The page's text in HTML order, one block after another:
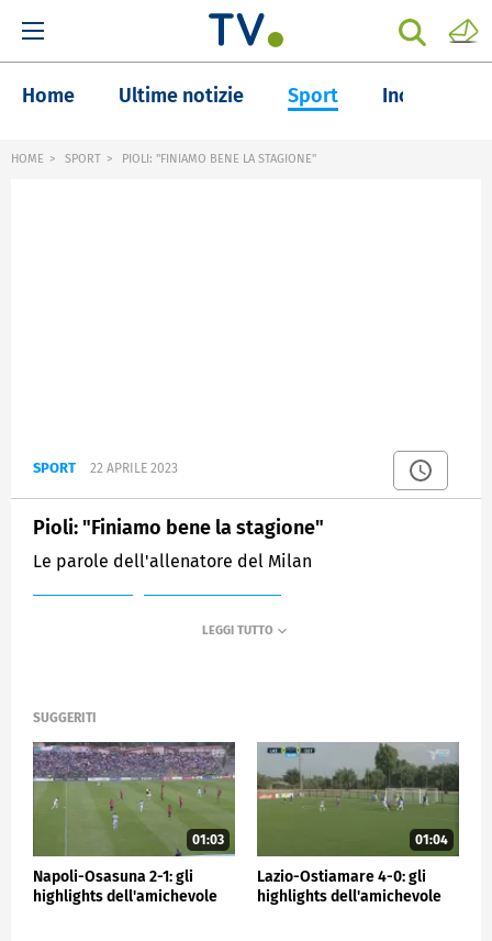
Home Ultime notizie Sport Inchieste
HOME SPORT PIOLI: "FINIAMO BENE LA STAGIONE"
SPORT 22 APRILE 2023
Pioli: "Finiamo bene la stagione"
Le parole dell'allenatore del Milan
SUGGERITI
01:03
Napoli-Osasuna 2-1: gli
highlights dell'amichevole
01:04
Lazio-Ostiamare 4-0: gli
highlights dell'amichevole